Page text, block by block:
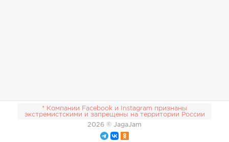
* Компании Facebook и Instagram признаны
экстремистскими и запрещены на территории России
2026 © JagaJam